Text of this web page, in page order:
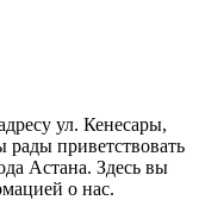
ул. Кенесары,
приветствовать
Астана. Здесь вы
о нас.